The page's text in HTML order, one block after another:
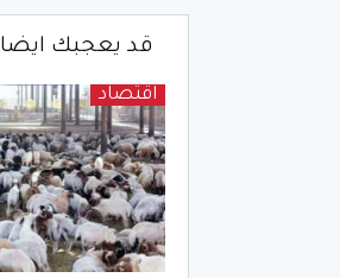
قد يعجبك ايضا
اقتصاد